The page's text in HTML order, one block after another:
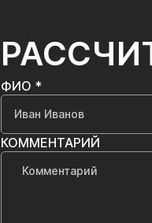
ФИО *
КОММЕНТАРИЙ